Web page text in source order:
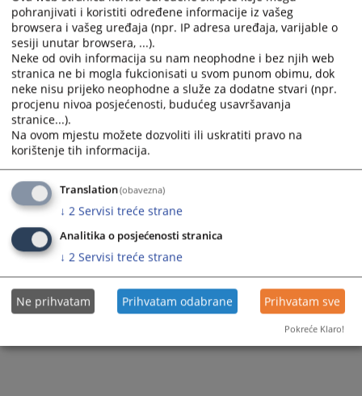
calendar
and
select
a
date.
Press
the
question
mark
key
to
get
the
keyboard
shortcuts
for
changing
dates.
calendar
and
select
a
date.
Press
question
mark
key
to
get
keyboard
shortcuts
for
changing
dates.
Trenutno nema vijesti
pohranjivati i koristiti određene informacije iz vašeg
browsera i vašeg uređaja (npr. IP adresa uređaja, varijable o
sesiji unutar browsera, ...).
Neke od ovih informacija su nam neophodne i bez njih web
stranica ne bi mogla fukcionisati u svom punom obimu, dok
neke nisu prijeko neophodne a služe za dodatne stvari (npr.
procjenu nivoa posjećenosti, budućeg usavršavanja
stranice...).
Na ovom mjestu možete dozvoliti ili uskratiti pravo na
korištenje tih informacija.
Translation(obavezna)
↓ 2 Servisi treće strane
Analitika o posjećenosti stranica
↓ 2 Servisi treće strane
Ne prihvatam Prihvatam odabrane Prihvatam sve
Pokreće Klaro!